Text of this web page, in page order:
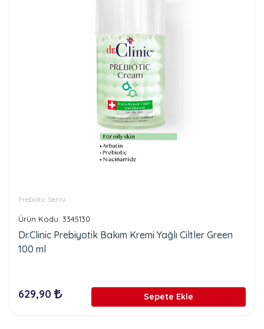
Prebiotic Serisi
Ürün Kodu: 3345130
Dr.Clinic Prebiyotik Bakım Kremi Yağlı Ciltler Green
100 ml
629,90 Sepete Ekle